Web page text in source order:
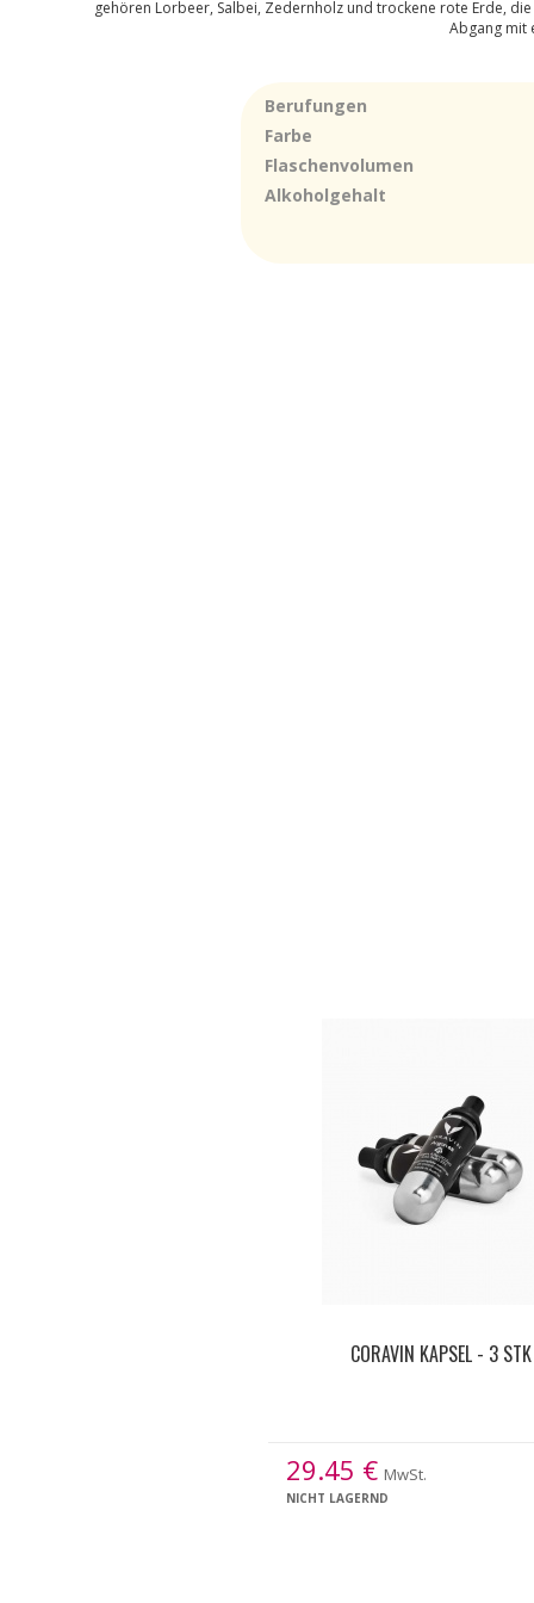
gehören Lorbeer, Salbei, Zedernholz und trockene rote Erde,
Abgang mit
Berufungen
Farbe
Flaschenvolumen
Alkoholgehalt
CORAVIN KAPSEL - 3 STK
29.45 € MwSt.
NICHT LAGERND